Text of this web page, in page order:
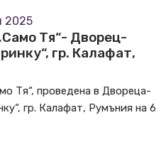
2025
Тя“- Дворец-
гр. Калафат,
Тя“, проведена в Двореца-
гр. Калафат, Румъния на 6